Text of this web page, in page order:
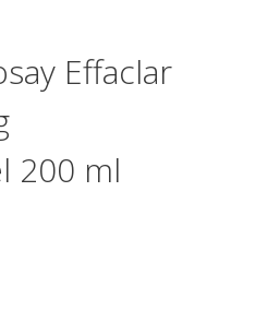
Effaclar
200 ml